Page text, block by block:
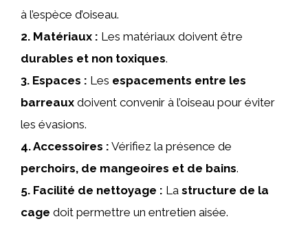
à l’espèce d’oiseau.
2. Matériaux : Les matériaux doivent être
durables et non toxiques.
3. Espaces : Les espacements entre les
barreaux doivent convenir à l’oiseau pour éviter
les évasions.
4.Accessoires : Vérifiez la présence de
perchoirs, de mangeoires et de bains.
5. Facilité de nettoyage : La structure de la
cage doit permettre un entretien aisée.